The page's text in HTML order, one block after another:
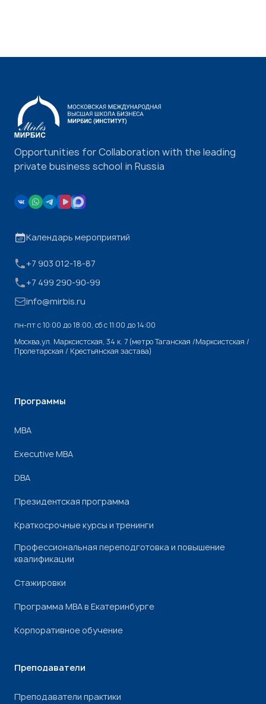
Opportunities for Collaboration with the leading
private business school in Russia
Календарь мероприятий
+7 903 012-18-87
+7 499 290-90-99
info@mirbis.ru
пн-пт с 10:00 до 18:00, cб с 11:00 до 14:00
Москва,ул. Марксистская, 34 к. 7 (метро Таганская /Марксистская /
Пролетарская / Крестьянская застава)
Программы
МВА
Executive MBA
DBA
Президентская программа
Краткосрочные курсы и тренинги
Профессиональная переподготовка и повышение
квалификации
Стажировки
Программа МВА в Екатеринбурге
Корпоративное обучение
Преподаватели
Преподаватели практики